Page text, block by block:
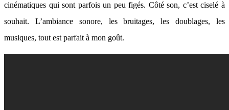
cinématiques qui sont parfois un peu figés. Côté son, c’est ciselé à
souhait. L’ambiance sonore, les bruitages, les doublages, les
musiques, tout est parfait à mon goût.